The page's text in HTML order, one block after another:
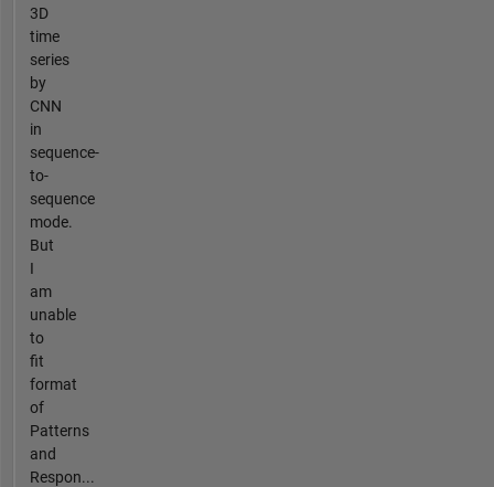
3D
time
series
by
CNN
in
sequence-
to-
sequence
mode.
But
I
am
unable
to
fit
format
of
Patterns
and
Respon...